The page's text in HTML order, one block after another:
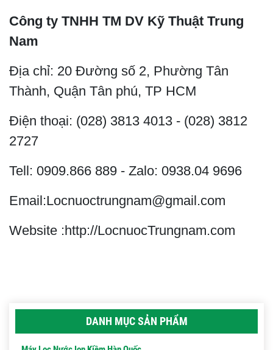
Công ty TNHH TM DV Kỹ Thuật Trung
Nam
Địa chỉ: 20 Đường số 2, Phường Tân
Thành, Quận Tân phú, TP HCM
Điện thoại: (028) 3813 4013 - (028) 3812
2727
Tell: 0909.866 889 - Zalo: 0938.04 9696
Email:Locnuoctrungnam@gmail.com
Website :http://LocnuocTrungnam.com
DANH MỤC SẢN PHẨM